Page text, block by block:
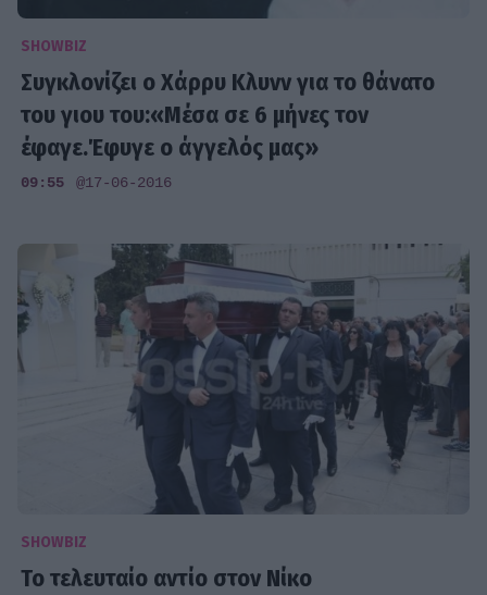
SHOWBIZ
Συγκλονίζει ο Χάρρυ Κλυνν για το θάνατο
του γιου του:«Μέσα σε 6 μήνες τον
έφαγε.Έφυγε ο άγγελός μας»
09:55 @17-06-2016
SHOWBIZ
Το τελευταίο αντίο στον Νίκο